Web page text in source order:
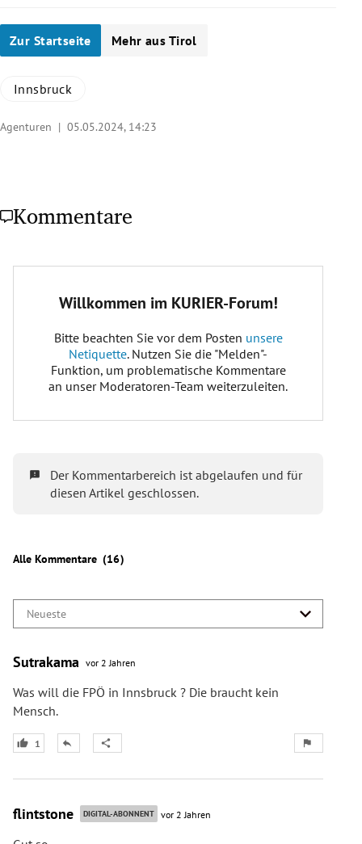
Zur Startseite Mehr aus Tirol
Innsbruck
Agenturen | 05.05.2024, 14:23
Kommentare